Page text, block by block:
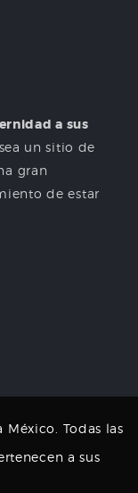
a sus
un sitio de
gran
de estar
México. Todas las
a sus